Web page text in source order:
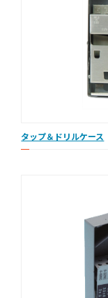
タップ＆ドリルケース